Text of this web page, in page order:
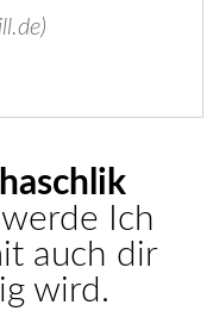
Ich
auch dir
wird.